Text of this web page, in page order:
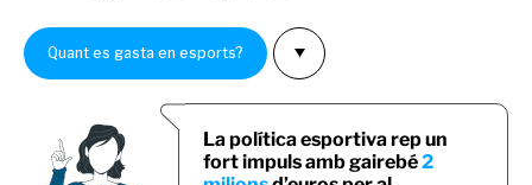
Quant es gasta en esports?
La política esportiva rep un
fort impuls amb gairebé2